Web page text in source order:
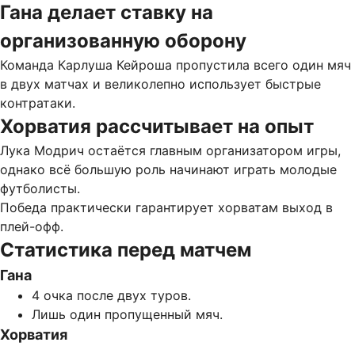
Гана делает ставку на
организованную оборону
Команда Карлуша Кейроша пропустила всего один мяч
в двух матчах и великолепно использует быстрые
контратаки.
Хорватия рассчитывает на опыт
Лука Модрич остаётся главным организатором игры,
однако всё большую роль начинают играть молодые
футболисты.
Победа практически гарантирует хорватам выход в
плей-офф.
Статистика перед матчем
Гана
4 очка после двух туров.
Лишь один пропущенный мяч.
Хорватия